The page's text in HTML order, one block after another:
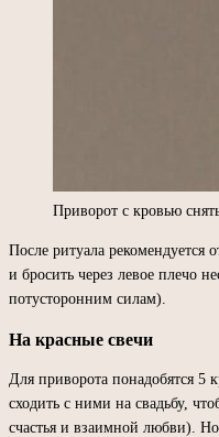
Приворот с кровью
После ритуала рекомендуется
и бросить через левое плечо
потусторонним силам).
На красные свечи
Для приворота понадобятся 5
сходить с ними на свадьбу,
счастья и взаимной любви).